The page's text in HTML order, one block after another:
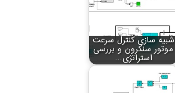
شبیه سازی کنترل سرعت
موتور سنکرون و بررسی
استراتژی…